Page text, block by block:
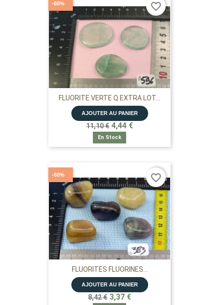
FLUORITE VERTE Q EXTRA LOT...
AJOUTER AU PANIER
11,10 € 4,44 €
En Stock
-60% favorite_border
FLUORITES FLUORINES...
AJOUTER AU PANIER
8,42 € 3,37 €
-60% favorite_border